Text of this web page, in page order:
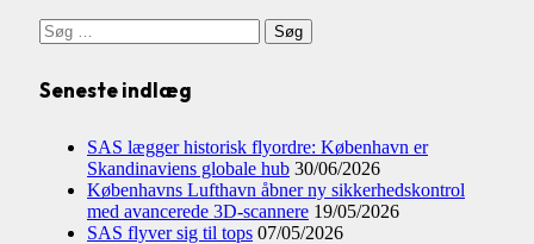
Søg
efter:
Seneste indlæg
SAS lægger historisk flyordre: København er
Skandinaviens globale hub 30/06/2026
Københavns Lufthavn åbner ny sikkerhedskontrol
med avancerede 3D-scannere 19/05/2026
SAS flyver sig til tops 07/05/2026